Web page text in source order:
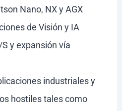
Nano, NX y AGX
de Visión y IA
S y expansión vía
industriales y
hostiles tales como